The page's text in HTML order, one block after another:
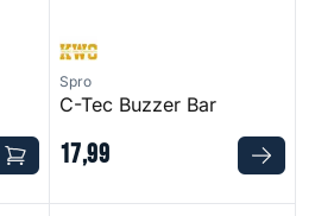
Spro
C-Tec Buzzer Bar
17,99